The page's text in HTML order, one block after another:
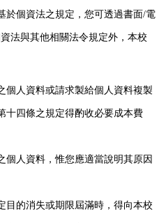
個資法之規定，您可透過書面/電
法與其他相關法令規定外，本校
個人資料或請求製給個人資料複製
十四條之規定得酌收必要成本費
個人資料，惟您應適當說明其原因
目的消失或期限屆滿時，得向本校